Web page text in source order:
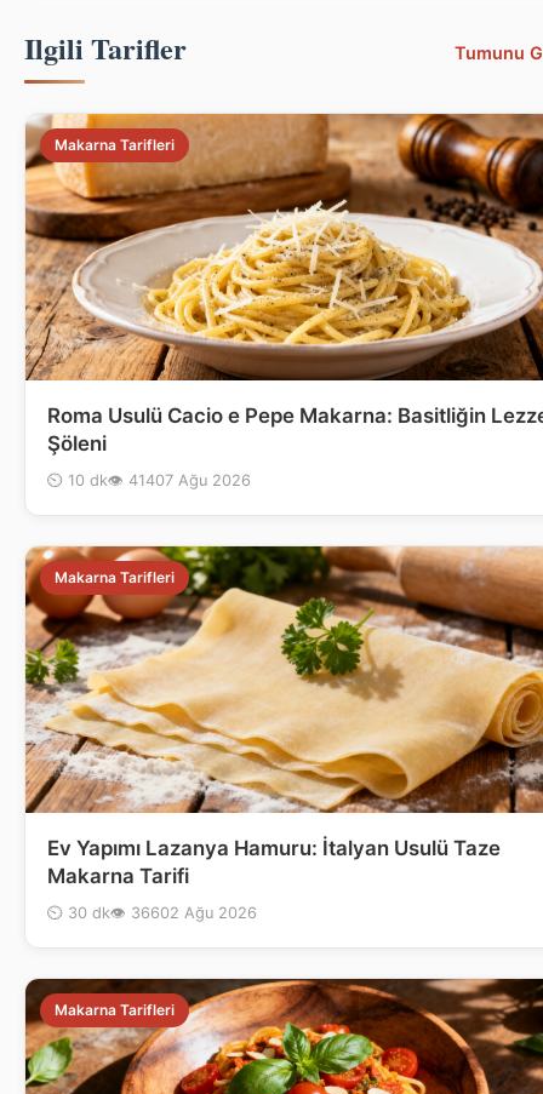
Ilgili Tarifler Tumunu
Makarna Tarifleri
Roma Usulü Cacio e Pepe Makarna: Basitliğin
Şöleni
⏲ 10 dk👁 41407 Ağu 2026
Makarna Tarifleri
Ev Yapımı Lazanya Hamuru: İtalyan Usulü Taze
Makarna Tarifi
⏲ 30 dk👁 36602 Ağu 2026
Makarna Tarifleri